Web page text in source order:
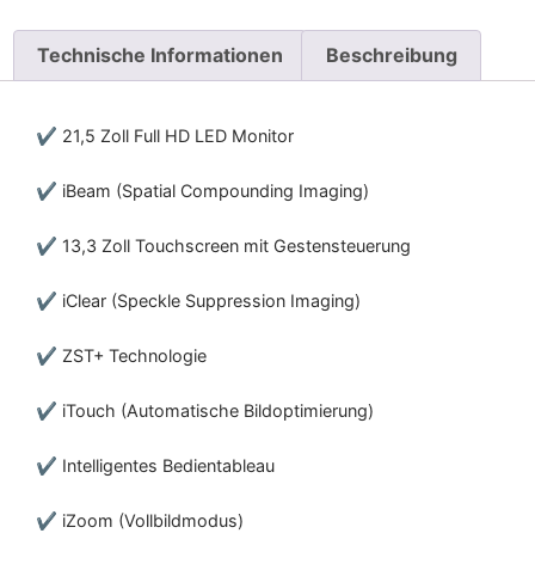
Technische Informationen Beschreibung
✔ 21,5 Zoll Full HD LED Monitor
✔ iBeam (Spatial Compounding Imaging)
✔ 13,3 Zoll Touchscreen mit Gestensteuerung
✔ iClear (Speckle Suppression Imaging)
✔ ZST+ Technologie
✔ iTouch (Automatische Bildoptimierung)
✔ Intelligentes Bedientableau
✔ iZoom (Vollbildmodus)